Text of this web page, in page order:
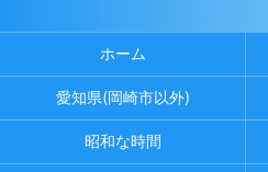
ホーム
愛知県(岡崎市以外)
昭和な時間